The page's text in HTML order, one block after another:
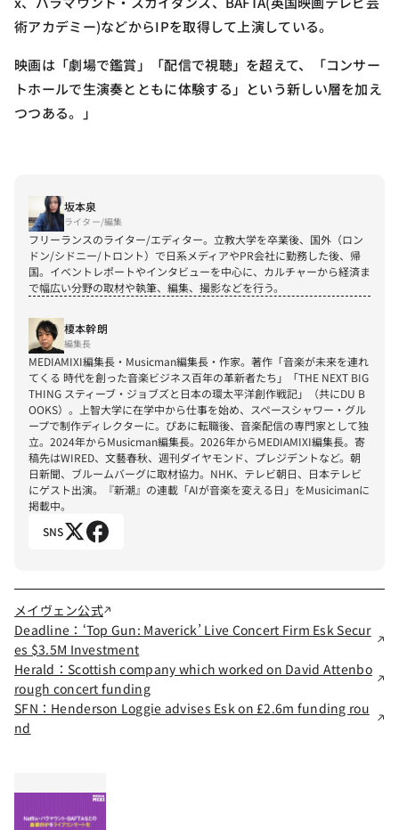
術アカデミー)などからIPを取得して上演している。
映画は「劇場で鑑賞」「配信で視聴」を超えて、「コンサー
トホールで生演奏とともに体験する」という新しい層を加え
つつある。」
坂本泉
ライター/編集
フリーランスのライター/エディター。立教大学を卒業後、国外（ロン
ドン/シドニー/トロント）で日系メディアやPR会社に勤務した後、帰
国。イベントレポートやインタビューを中心に、カルチャーから経済ま
で幅広い分野の取材や執筆、編集、撮影などを行う。
榎本幹朗
編集長
MEDIAMIXI編集長・Musicman編集長・作家。著作「音楽が未来を連れ
てくる 時代を創った音楽ビジネス百年の革新者たち」「THE NEXT BIG
THING スティーブ・ジョブズと日本の環太平洋創作戦記」（共にDU B
OOKS）。上智大学に在学中から仕事を始め、スペースシャワー・グル
ープで制作ディレクターに。ぴあに転職後、音楽配信の専門家として独
立。2024年からMusicman編集長。2026年からMEDIAMIXI編集長。寄
稿先はWIRED、文藝春秋、週刊ダイヤモンド、プレジデントなど。朝
日新聞、ブルームバーグに取材協力。NHK、テレビ朝日、日本テレビ
にゲスト出演。『新潮』の連載「AIが音楽を変える日」をMusicimanに
掲載中。
SNS
メイヴェン公式
Deadline：‘Top Gun: Maverick’ Live Concert Firm Esk Secur
es $3.5M Investment
Herald：Scottish company which worked on David Attenbo
rough concert funding
SFN：Henderson Loggie advises Esk on £2.6m funding rou
nd